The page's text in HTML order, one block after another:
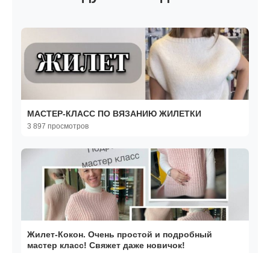
МАСТЕР-КЛАСС ПО ВЯЗАНИЮ ЖИЛЕТКИ
3 897 просмотров
Жилет-Кокон. Очень простой и подробный
мастер класс! Свяжет даже новичок!